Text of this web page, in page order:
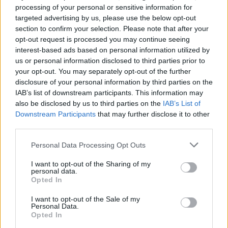
processing of your personal or sensitive information for
targeted advertising by us, please use the below opt-out
section to confirm your selection. Please note that after your
opt-out request is processed you may continue seeing
interest-based ads based on personal information utilized by
us or personal information disclosed to third parties prior to
your opt-out. You may separately opt-out of the further
disclosure of your personal information by third parties on the
IAB’s list of downstream participants. This information may
also be disclosed by us to third parties on the IAB’s List of
Downstream Participants that may further disclose it to other
Please note that this website/app uses one or more Google
not limited to your visit or usage behaviour. You may click to
grant or deny consent to Google and its third-party tags to
use your data for below specified purposes in below Google
consent section.
Personal Data Processing Opt Outs
I want to opt-out of the Sharing of my
personal data.
Opted In
I want to opt-out of the Sale of my
Personal Data.
Opted In
iPhone 17e: για €719,
υπεραρκετό για πολλούς
Ελληνική Black Friday
2025: οδηγός επιβίωσης
Στην παρούσα τους μορφή,
τα iPhone "το τερμάτισαν"
iPhone σειρά 17: άνιση
εξέλιξη, όχι αρκετή
Σταθερά Apple και
Samsung στην κορυφή
των smartphones
Οι νέοι αριθμοί και τ'
ανασχεδιασμένα εικονίδια
δεν αρκούν, Apple
Το iPhone Air έρχεται, το
χρειαζόμαστε όμως;
To iPhone 16e είναι ένα
ΔΗΜΟΦΙΛΕΣΤΕΡΑ ΘΕΜΑΤΑ